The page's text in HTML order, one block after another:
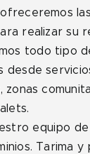
realizar su
todo tipo
desde
zonas
equipo
Tarima y